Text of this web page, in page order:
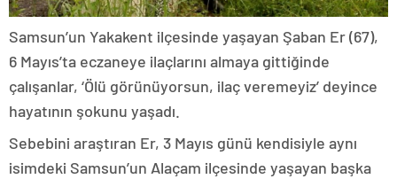
Samsun’un Yakakent ilçesinde yaşayan Şaban Er (67),
6 Mayıs’ta eczaneye ilaçlarını almaya gittiğinde
çalışanlar, ‘Ölü görünüyorsun, ilaç veremeyiz’ deyince
hayatının şokunu yaşadı.
Sebebini araştıran Er, 3 Mayıs günü kendisiyle aynı
isimdeki Samsun’un Alaçam ilçesinde yaşayan başka